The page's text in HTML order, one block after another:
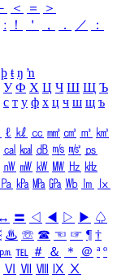
＜ ＝
＞
ː ！ ＇ ， ． ／
：
þ ŧ ŋ ŉ
У Ф Х Ц Ч Ш Щ Ъ
с т у ф х ц ч ш щ ъ
ℓ ㎘ ㏄ ㎣ ㎤ ㎥ ㎦
㎈ ㎉ ㏈ ㎧ ㎨ ㎰
㎻ ㎽ ㎾ ㎿ ㎐ ㎑
㎩ ㎪ ㎫ ㎬ ㏝ ㏐
㏓
↔ 〓 ◁ ◀ ▷ ▶ ♤
♨ ☏ ☎ ☜ ☞ ¶ †
㏘ ℡ ＃ ＆ ＊ ＠ ª º
Ⅵ Ⅶ Ⅷ Ⅸ Ⅹ